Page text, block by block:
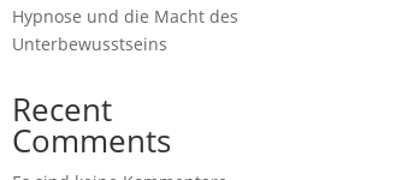
Hypnose und die Macht des
Unterbewusstseins
Recent
Comments